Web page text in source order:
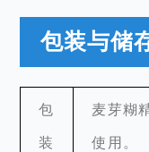
包装与储
包
装
麦芽糊
使用。